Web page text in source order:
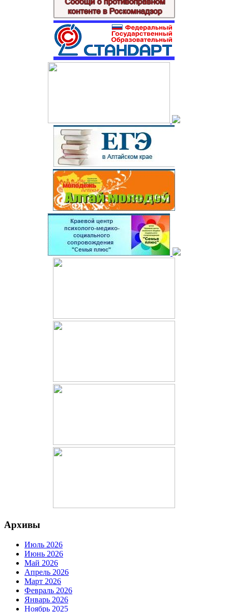
Архивы
Июль 2026
Июнь 2026
Май 2026
Апрель 2026
Март 2026
Февраль 2026
Январь 2026
Ноябрь 2025